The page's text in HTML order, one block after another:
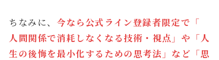
ちなみに、 今なら公式ライン登録者限定で「
人間関係で消耗しなくなる技術・視点」や「人
生の後悔を最小化するための思考法」など「思